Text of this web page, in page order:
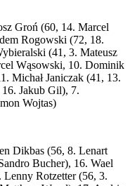
Groń (60, 14. Marcel
Rogowski (72, 18.
(41, 3. Mateusz
Wąsowski, 10. Dominik
Michał Janiczak (41, 13.
Jakub Gil), 7.
Wojtas)
Dikbas (56, 8. Lenart
Bucher), 16. Wael
Lenny Rotzetter (56, 3.